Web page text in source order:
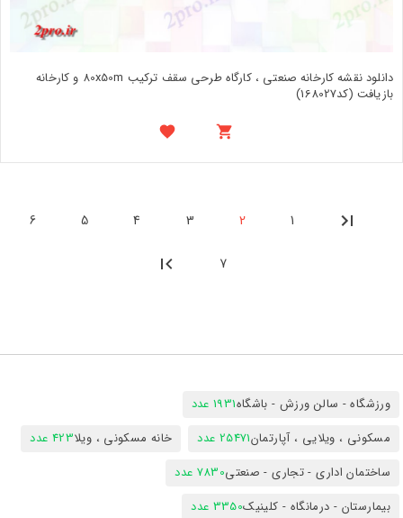
دانلود نقشه کارخانه صنعتی ، کارگاه طرحی سقف ترکیب 80x50m و کارخانه
بازیافت (کد168027)
ورزشگاه - سالن ورزش - باشگاه1931 عدد
مسکونی ، ویلایی ، آپارتمان25471 عدد خانه مسکونی ، ویلا423 عدد
ساختمان اداری - تجاری - صنعتی7830 عدد
بیمارستان - درمانگاه - کلینیک3350 عدد